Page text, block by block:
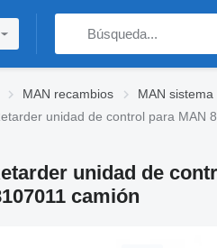
MAN recambios MAN
unidad de control para MAN
unidad de
camión